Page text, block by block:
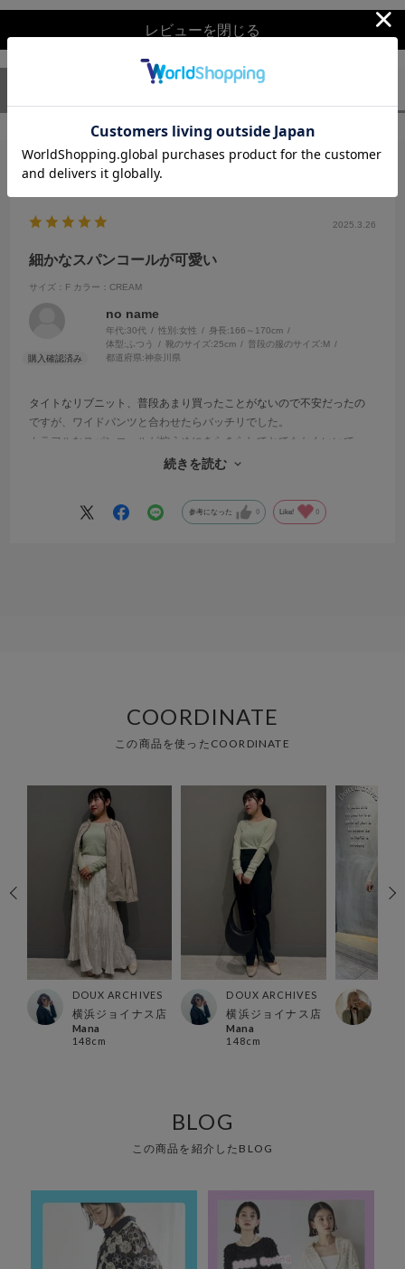
レビューを閉じる
（1）
絞り込み 表示：新しい順
2025.3.26
細かなスパンコールが可愛い
サイズ：F カラー：CREAM
no name
年代:30代 性別:女性 身長:166～170cm
体型: ふつう 靴のサイズ:25cm 普段の服のサイズ:M
都道府県:神奈川県
タイトなリブニット、普段あまり買ったことがないので不安だったの
ですが、ワイドパンツと合わせたらバッチリでした。
カラフルなスパンコールが控えめにきらきらしてとてもかんいいで
続きを読む
参考になった 0 Like! 0
COORDINATE
この商品を使ったCOORDINATE
DOUX ARCHIVES
横浜ジョイナス店
Mana
148cm
DOUX ARCHIVES
横浜ジョイナス店
Mana
148cm
BLOG
この商品を紹介したBLOG